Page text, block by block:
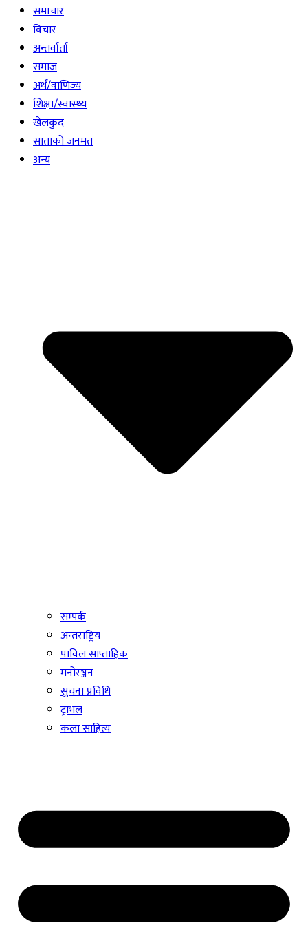
समाचार
विचार
अन्तर्वार्ता
समाज
अर्थ/वाणिज्य
शिक्षा/स्वास्थ्य
खेलकुद
साताकाे जनमत
अन्य
सम्पर्क
अन्तराष्ट्रिय
पाविल साप्ताहिक
मनोरञ्जन
सुचना प्रविधि
ट्राभल
कला साहित्य